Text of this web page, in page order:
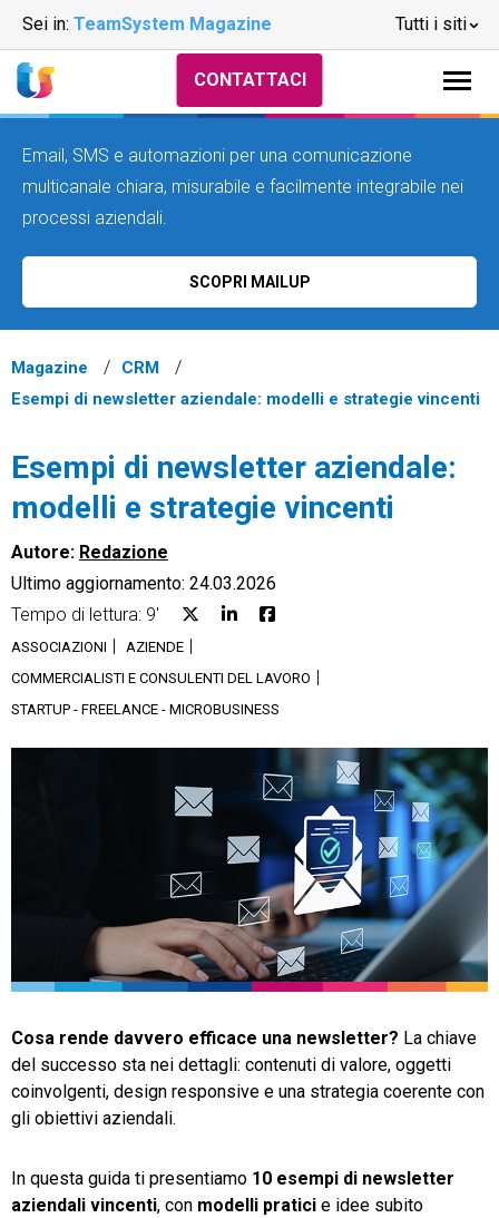
Sei in: TeamSystem Magazine Tutti i siti
CRM
Ecommerce
TeamSystem Corporate
TeamSystem Store
CONTATTACI
Email, SMS e automazioni per una comunicazione
multicanale chiara, misurabile e facilmente integrabile nei
processi aziendali.
SCOPRI MAILUP
Magazine
CRM
Esempi di newsletter aziendale: modelli e strategie vincenti
Esempi di newsletter aziendale:
modelli e strategie vincenti
Autore: Redazione
Ultimo aggiornamento: 24.03.2026
Tempo di lettura: 9'
ASSOCIAZIONI
AZIENDE
COMMERCIALISTI E CONSULENTI DEL LAVORO
STARTUP - FREELANCE - MICROBUSINESS
Cosa rende davvero efficace una newsletter? La chiave
del successo sta nei dettagli: contenuti di valore, oggetti
coinvolgenti, design responsive e una strategia coerente con
gli obiettivi aziendali.
In questa guida ti presentiamo 10 esempi di newsletter
aziendali vincenti, con modelli pratici e idee subito